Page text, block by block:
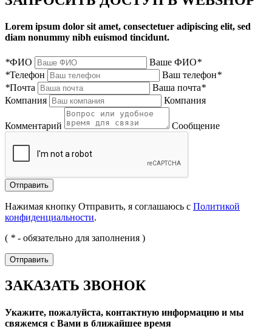
Lorem ipsum dolor sit amet, consectetuer adipiscing elit, sed
diam nonummy nibh euismod tincidunt.
*ФИО Ваше ФИО*
*Телефон Ваш телефон*
*Почта Ваша почта*
Компания
Компания
Комментарий Сообщение
Нажимая кнопку Отправить, я соглашаюсь с Политикой
конфиденциальности.
( * - обязательно для заполнения )
ЗАКАЗАТЬ ЗВОНОК
Укажите, пожалуйста, контактную информацию и мы
свяжемся с Вами в ближайшее время